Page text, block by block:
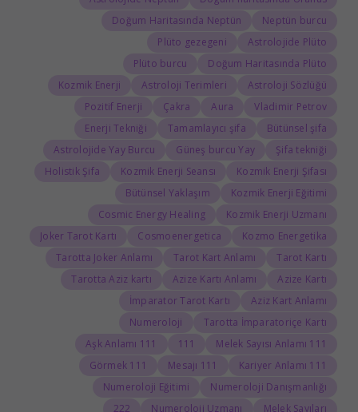
Neptün burcu
Doğum Haritasında Neptün
Astrolojide Plüto
Plüto gezegeni
Doğum Haritasında Plüto
Plüto burcu
Astroloji Sözlüğü
Astroloji Terimleri
Kozmik Enerji
Vladimir Petrov
Aura
Çakra
Pozitif Enerji
Bütünsel şifa
Tamamlayıcı şifa
Enerji Tekniği
Şifa tekniği
Güneş burcu Yay
Astrolojide Yay Burcu
Kozmik Enerji Şifası
Kozmik Enerji Seansı
Holistik Şifa
Kozmik Enerji Eğitimi
Bütünsel Yaklaşım
Kozmik Enerji Uzmanı
Cosmic Energy Healing
Kozmo Energetika
Cosmoenergetica
Joker Tarot Kartı
Tarot Kartı
Tarot Kart Anlamı
Tarotta Joker Anlamı
Azize Kartı
Azize Kartı Anlamı
Tarotta Aziz kartı
Aziz Kart Anlamı
İmparator Tarot Kartı
Tarotta İmparatoriçe Kartı
Numeroloji
111 Melek Sayısı Anlamı
111
111 Aşk Anlamı
111 Kariyer Anlamı
111 Mesajı
111 Görmek
Numeroloji Danışmanlığı
Numeroloji Eğitimi
Melek Sayıları
Numeroloji Uzmanı
222